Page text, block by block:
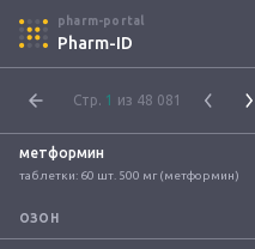
pharm-portal
Pharm-ID
Стр. 1 из 48 081
метформин
таблетки: 60 шт. 500 мг (метформин)
ОЗОН